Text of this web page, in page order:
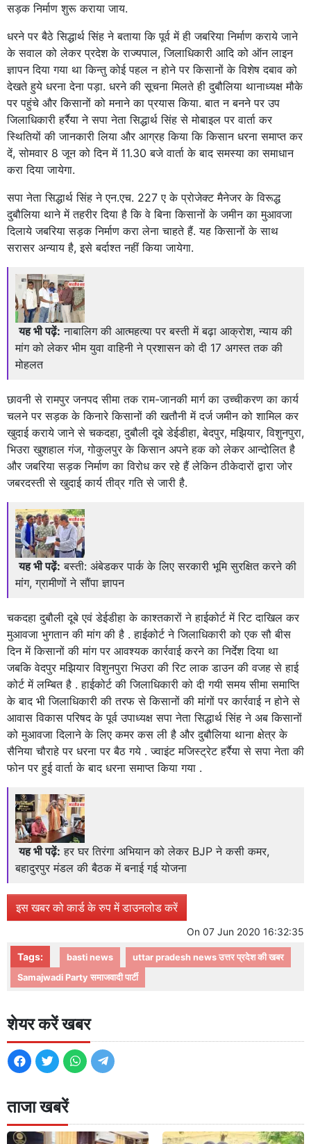
सड़क निर्माण शुरू कराया जाय.
धरने पर बैठे सिद्धार्थ सिंह ने बताया कि पूर्व में ही जबरिया निर्माण कराये जाने
के सवाल को लेकर प्रदेश के राज्यपाल, जिलाधिकारी आदि को ऑन लाइन
ज्ञापन दिया गया था किन्तु कोई पहल न होने पर किसानों के विशेष दबाव को
देखते हुये धरना देना पड़ा. धरने की सूचना मिलते ही दुबौलिया थानाध्यक्ष मौके
पर पहुंचे और किसानों को मनाने का प्रयास किया. बात न बनने पर उप
जिलाधिकारी हर्रैया ने सपा नेता सिद्धार्थ सिंह से मोबाइल पर वार्ता कर
स्थितियों की जानकारी लिया और आग्रह किया कि किसान धरना समाप्त कर
दें, सोमवार 8 जून को दिन में 11.30 बजे वार्ता के बाद समस्या का समाधान
करा दिया जायेगा.
सपा नेता सिद्धार्थ सिंह ने एन.एच. 227 ए के प्रोजेक्ट मैनेजर के विरूद्ध
दुबौलिया थाने में तहरीर दिया है कि वे बिना किसानों के जमीन का मुआवजा
दिलाये जबरिया सड़क निर्माण करा लेना चाहते हैं. यह किसानों के साथ
सरासर अन्याय है, इसे बर्दाश्त नहीं किया जायेगा.
यह भी पढ़ें: नाबालिग की आत्महत्या पर बस्ती में बढ़ा आक्रोश, न्याय की
मांग को लेकर भीम युवा वाहिनी ने प्रशासन को दी 17 अगस्त तक की
मोहलत
छावनी से रामपुर जनपद सीमा तक राम-जानकी मार्ग का उच्चीकरण का कार्य
चलने पर सड़क के किनारे किसानों की खतौनी में दर्ज जमीन को शामिल कर
खुदाई कराये जाने से चकदहा, दुबौली दूबे डेईडीहा, बेदपुर, मझियार, विशुनपुरा,
भिउरा खुशहाल गंज, गोकुलपुर के किसान अपने हक को लेकर आन्दोलित है
और जबरिया सड़क निर्माण का विरोध कर रहे हैं लेकिन ठीकेदारों द्वारा जोर
जबरदस्ती से खुदाई कार्य तीव्र गति से जारी है.
यह भी पढ़ें: बस्ती: अंबेडकर पार्क के लिए सरकारी भूमि सुरक्षित करने की
मांग, ग्रामीणों ने सौंपा ज्ञापन
चकदहा दुबौली दूबे एवं डेईडीहा के काश्तकारों ने हाईकोर्ट में रिट दाखिल कर
मुआवजा भुगतान की मांग की है . हाईकोर्ट ने जिलाधिकारी को एक सौ बीस
दिन में किसानों की मांग पर आवश्यक कार्रवाई करने का निर्देश दिया था
जबकि वेदपुर मझियार विशुनपुरा भिउरा की रिट लाक डाउन की वजह से हाई
कोर्ट में लम्बित है . हाईकोर्ट की जिलाधिकारी को दी गयी समय सीमा समाप्ति
के बाद भी जिलाधिकारी की तरफ से किसानों की मांगों पर कार्रवाई न होने से
आवास विकास परिषद के पूर्व उपाध्यक्ष सपा नेता सिद्धार्थ सिंह ने अब किसानों
को मुआवजा दिलाने के लिए कमर कस ली है और दुबौलिया थाना क्षेत्र के
सैनिया चौराहे पर धरना पर बैठ गये . ज्वाइंट मजिस्ट्रेट हर्रैया से सपा नेता की
फोन पर हुई वार्ता के बाद धरना समाप्त किया गया .
यह भी पढ़ें: हर घर तिरंगा अभियान को लेकर BJP ने कसी कमर,
बहादुरपुर मंडल की बैठक में बनाई गई योजना
इस खबर को कार्ड के रुप में डाउनलोड करें
On 07 Jun 2020 16:32:35
Tags: basti news
uttar pradesh news उत्तर प्रदेश की खबर
Samajwadi Party समाजवादी पार्टी
शेयर करें खबर
ताजा खबरें